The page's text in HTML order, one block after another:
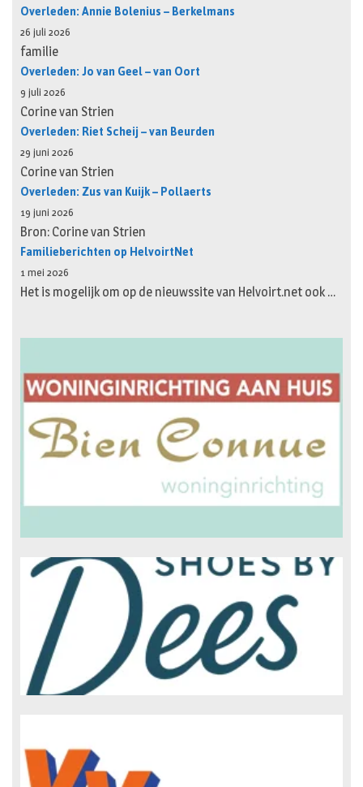
Overleden: Annie Bolenius – Berkelmans
26 juli 2026
familie
Overleden: Jo van Geel – van Oort
9 juli 2026
Corine van Strien
Overleden: Riet Scheij – van Beurden
29 juni 2026
Corine van Strien
Overleden: Zus van Kuijk – Pollaerts
19 juni 2026
Bron: Corine van Strien
Familieberichten op HelvoirtNet
1 mei 2026
Het is mogelijk om op de nieuwssite van Helvoirt.net ook …